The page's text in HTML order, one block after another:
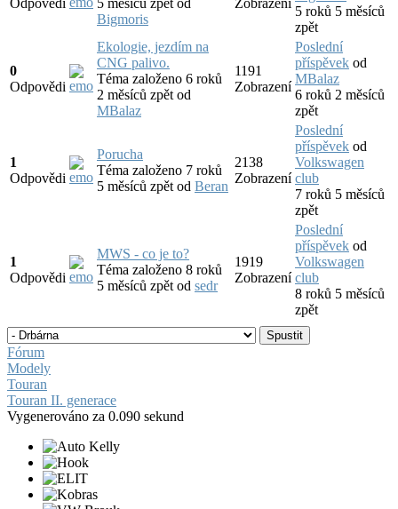
Odpovědi 5 měsíců zpět od
Bigmoris
Zobrazení
5 roků 5 měsíců
zpět
0
Odpovědi
Ekologie, jezdím na
CNG palivo.
Téma založeno 6 roků
2 měsíců zpět od
MBalaz
1191
Zobrazení
Poslední
příspěvek od
MBalaz
6 roků 2 měsíců
zpět
1
Odpovědi
Porucha
Téma založeno 7 roků
5 měsíců zpět od Beran
2138
Zobrazení
Poslední
příspěvek od
Volkswagen
club
7 roků 5 měsíců
zpět
1
Odpovědi
MWS - co je to?
Téma založeno 8 roků
5 měsíců zpět od sedr
1919
Zobrazení
Poslední
příspěvek od
Volkswagen
club
8 roků 5 měsíců
zpět
Fórum
Modely
Touran
Touran II. generace
Vygenerováno za 0.090 sekund